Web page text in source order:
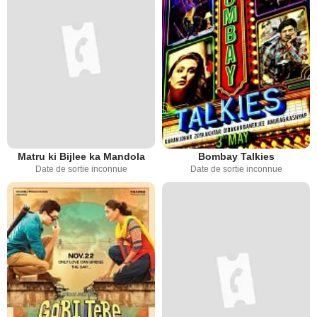
Matru ki Bijlee ka Mandola
Date de sortie inconnue
Bombay Talkies
Date de sortie inconnue